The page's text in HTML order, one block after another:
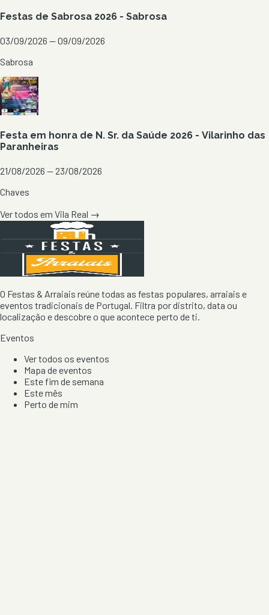
Festas de Sabrosa 2026 - Sabrosa
03/09/2026 — 09/09/2026
Sabrosa
Festa em honra de N. Sr. da Saúde 2026 - Vilarinho das
Paranheiras
21/08/2026 — 23/08/2026
Chaves
Ver todos em Vila Real →
O Festas & Arraiais reúne todas as festas populares, arraiais e
eventos tradicionais de Portugal. Filtra por distrito, data ou
localização e descobre o que acontece perto de ti.
Eventos
Ver todos os eventos
Mapa de eventos
Este fim de semana
Este mês
Perto de mim